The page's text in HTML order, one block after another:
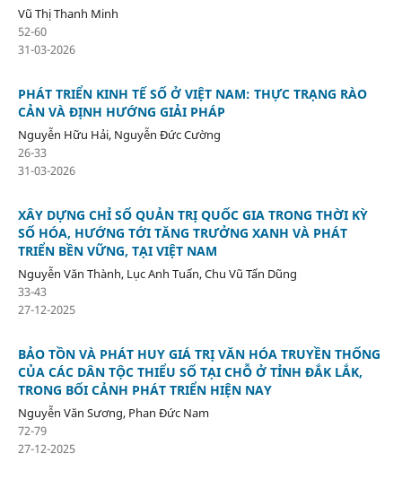
Vũ Thị Thanh Minh
52-60
31-03-2026
PHÁT TRIỂN KINH TẾ SỐ Ở VIỆT NAM: THỰC TRẠNG RÀO
CẢN VÀ ĐỊNH HƯỚNG GIẢI PHÁP
Nguyễn Hữu Hải, Nguyễn Đức Cường
26-33
31-03-2026
XÂY DỰNG CHỈ SỐ QUẢN TRỊ QUỐC GIA TRONG THỜI KỲ
SỐ HÓA, HƯỚNG TỚI TĂNG TRƯỞNG XANH VÀ PHÁT
TRIỂN BỀN VỮNG, TẠI VIỆT NAM
Nguyễn Văn Thành, Lục Anh Tuấn, Chu Vũ Tấn Dũng
33-43
27-12-2025
BẢO TỒN VÀ PHÁT HUY GIÁ TRỊ VĂN HÓA TRUYỀN THỐNG
CỦA CÁC DÂN TỘC THIỂU SỐ TẠI CHỖ Ở TỈNH ĐẮK LẮK,
TRONG BỐI CẢNH PHÁT TRIỂN HIỆN NAY
Nguyễn Văn Sương, Phan Đức Nam
72-79
27-12-2025